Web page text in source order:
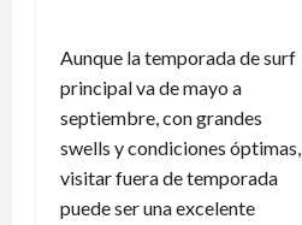
Aunque la temporada de surf
principal va de mayo a
septiembre, con grandes
swells y condiciones óptimas,
visitar fuera de temporada
puede ser una excelente